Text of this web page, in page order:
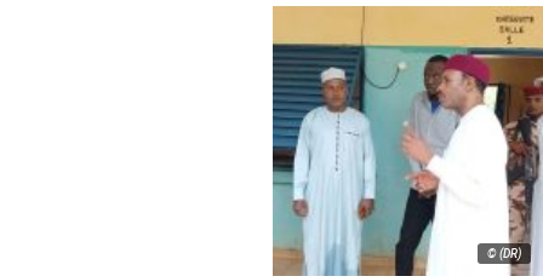
© (DR)